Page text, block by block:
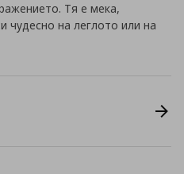
Тя е мека,
на леглото или на